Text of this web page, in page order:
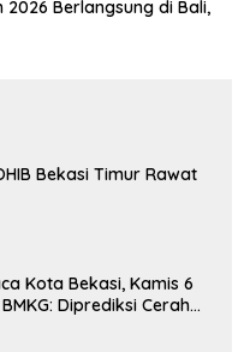
2026 Berlangsung di Bali,
Bekasi Timur Rawat
Kota Bekasi, Kamis 6
Diprediksi Cerah